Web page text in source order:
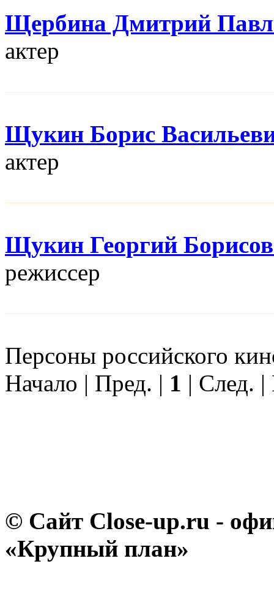
Щербина Дмитрий
актер
Щукин Борис
актер
Щукин Георгий
режисcер
Персоны российского
Начало | Пред. | 1 | След.
© Сайт Close-up.ru -
«Крупный план»